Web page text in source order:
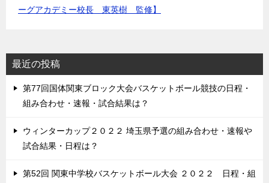
ーグアカデミー校長 東英樹 監修】
最近の投稿
第77回国体関東ブロック大会バスケットボール競技の日程・
組み合わせ・速報・試合結果は？
ウィンターカップ２０２２ 埼玉県予選の組み合わせ・速報や
試合結果・日程は？
第52回 関東中学校バスケットボール大会 ２０２２ 日程・組